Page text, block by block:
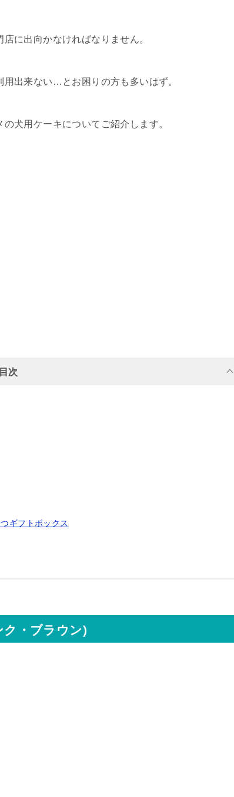
に出向かなければなりません。
出来ない…とお困りの方も多いはず。
犬用ケーキについてご紹介します。
目次
ギフトボックス
・ブラウン)